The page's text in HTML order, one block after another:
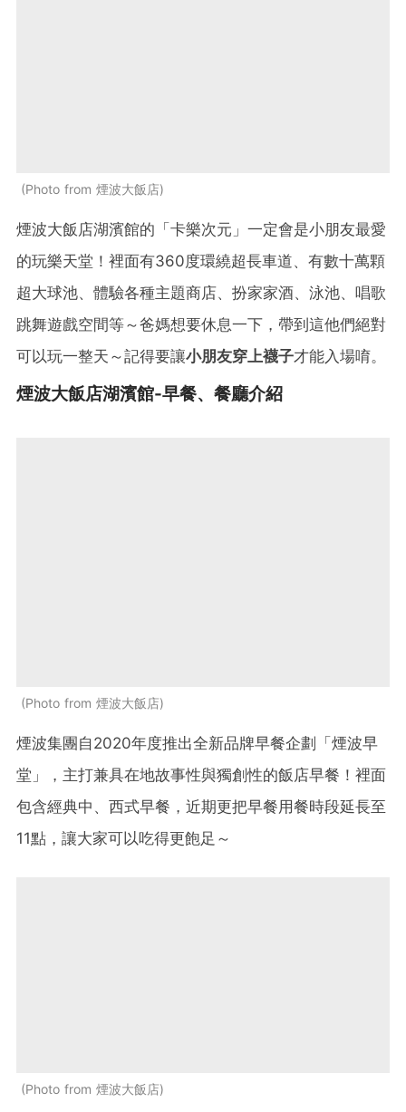
Photo from 煙波大飯店
煙波大飯店湖濱館的「卡樂次元」一定會是小朋友最愛
的玩樂天堂！裡面有360度環繞超長車道、有數十萬顆
超大球池、體驗各種主題商店、扮家家酒、泳池、唱歌
跳舞遊戲空間等～爸媽想要休息一下，帶到這他們絕對
可以玩一整天～記得要讓小朋友穿上襪子才能入場唷。
煙波大飯店湖濱館-早餐、餐廳介紹
Photo from 煙波大飯店
煙波集團自2020年度推出全新品牌早餐企劃「煙波早
堂」，主打兼具在地故事性與獨創性的飯店早餐！裡面
包含經典中、西式早餐，近期更把早餐用餐時段延長至
11點，讓大家可以吃得更飽足～
Photo from 煙波大飯店